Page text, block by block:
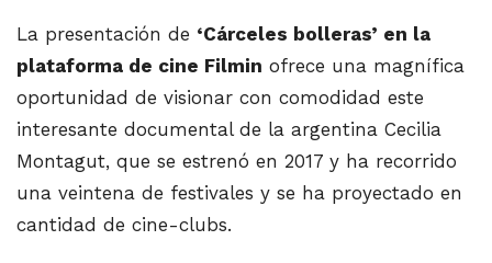
La presentación de ‘Cárceles bolleras’ en la
plataforma de cine Filmin ofrece una magnífica
oportunidad de visionar con comodidad este
interesante documental de la argentina Cecilia
Montagut, que se estrenó en 2017 y ha recorrido
una veintena de festivales y se ha proyectado en
cantidad de cine-clubs.